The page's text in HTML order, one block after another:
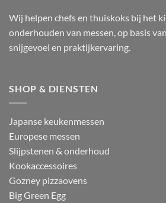
Wij helpen chefs en thuiskoks bij het
onderhouden van messen, op basis
snijgevoel en praktijkervaring.
SHOP & DIENSTEN
Japanse keukenmessen
Europese messen
Slijpstenen & onderhoud
Kookaccessoires
Gozney pizzaovens
Big Green Egg